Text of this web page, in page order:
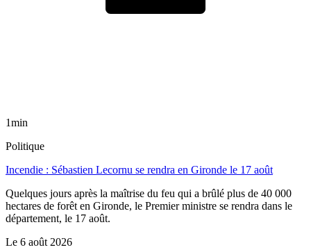
1min
Politique
Incendie : Sébastien Lecornu se rendra en Gironde le 17 août
Quelques jours après la maîtrise du feu qui a brûlé plus de 40 000
hectares de forêt en Gironde, le Premier ministre se rendra dans le
département, le 17 août.
Le 6 août 2026